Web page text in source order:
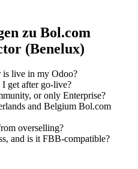
zu Bol.com
(Benelux)
live in my Odoo?
I get after go-live?
or only Enterprise?
and Belgium Bol.com
overselling?
and is it FBB-compatible?